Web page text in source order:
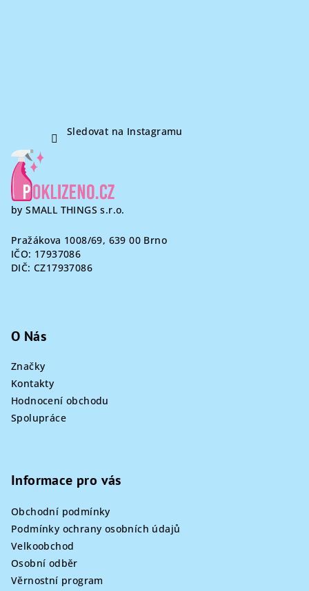
Sledovat na Instagramu
by SMALL THINGS s.r.o.
Pražákova 1008/69, 639 00 Brno
IČO: 17937086
DIČ: CZ17937086
O Nás
Značky
Kontakty
Hodnocení obchodu
Spolupráce
Informace pro vás
Obchodní podmínky
Podmínky ochrany osobních údajů
Velkoobchod
Osobní odběr
Věrnostní program